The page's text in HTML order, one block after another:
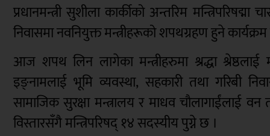
प्रधानमन्त्री सुशीला कार्कीको अन्तरिम
निवासमा नवनियुक्त मन्त्रीहरूको शपथग्रहण हुने
आज शपथ लिन लागेका मन्त्रीहरुमा श्रद्धा श्रेष्ठलाई
इङ्नामलाई भूमि व्यवस्था, सहकारी तथा गरिबी
सामाजिक सुरक्षा मन्त्रालय र माधव चौलागाईंलाई
विस्तारसँगै मन्त्रिपरिषद् १४ सदस्यीय पुग्ने छ ।